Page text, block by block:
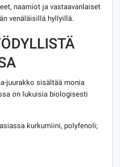
naamiot ja vastaavanlaiset
venäläisillä hyllyillä.
juurakko sisältää monia
on lukuisia biologisesti
kurkumiini, polyfenoli;